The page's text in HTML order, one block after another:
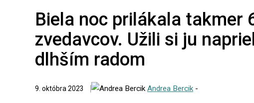
Biela noc prilákala takmer
zvedavcov. Užili si ju
dlhším radom
9. októbra 2023 Andrea Bercik -